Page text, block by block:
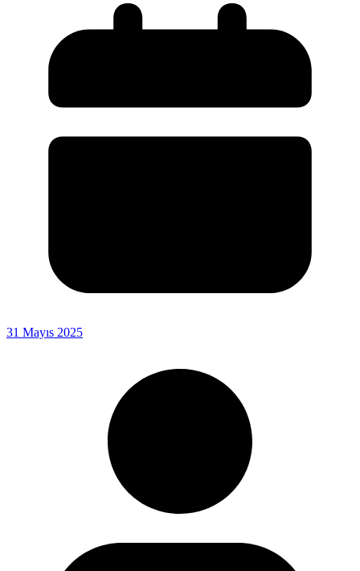
31 Mayıs 2025